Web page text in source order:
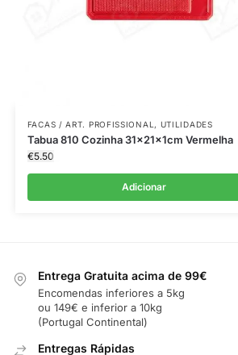
FACAS / ART. PROFISSIONAL , UTILIDADES
Tabua 810 Cozinha 31x21x1cm Vermelha
€5.50
Adicionar
Entrega Gratuita acima de 99€
Encomendas inferiores a 5kg
ou 149€ e inferior a 10kg
(Portugal Continental)
Entregas Rápidas